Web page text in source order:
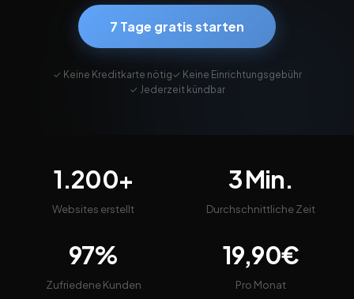
7 Tage gratis starten
✓ Keine Kreditkarte nötig✓ Keine Einrichtungsgebühr
✓ Jederzeit kündbar
1.200+
Websites erstellt
3 Min.
Durchschnittliche Zeit
97%
Zufriedene Kunden
19,90€
Pro Monat